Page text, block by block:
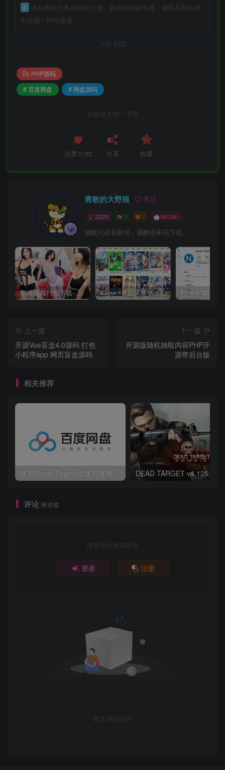
6
本站资源大多存储在云盘，如发现链接失效，请联系我们我
们会第一时间更新。
THE END
PHP源码
# 百度网盘
# 网盘源码
喜欢就支持一下吧
点赞2182 分享 收藏
勇敢的大野狼 关注
2320 9 7 963W+
酒醒只在花前坐，酒醉还来花下眠。
车模视频打包下载-高清无水印版 Kazumi番剧采集v1.6.9：支持自定义规则+在线观看+弹幕，跨平台下载
上一篇
开源Vue盲盒4.0源码 打包
小程序app 网页盲盒源码
下一篇
开源版随机抽取内容PHP开
源带后台版
相关推荐
评论 抢沙发
请登录后发表评论
登录 注册
暂无评论内容